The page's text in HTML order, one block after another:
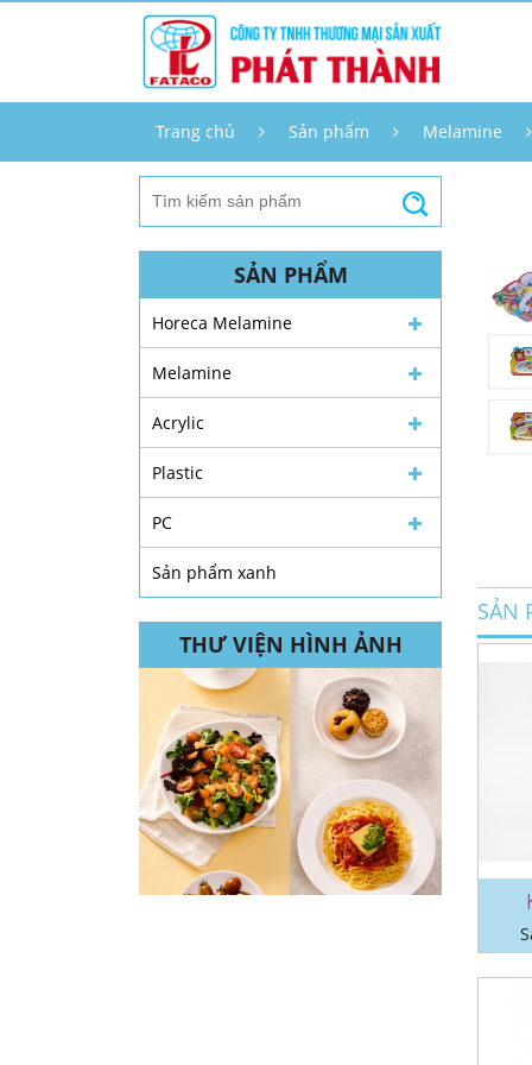
Trang chủ Sản phẩm Melamine
SẢN PHẨM
Horeca Melamine
Melamine
Acrylic
Plastic
PC
Sản phẩm xanh
THƯ VIỆN HÌNH ẢNH
SẢN